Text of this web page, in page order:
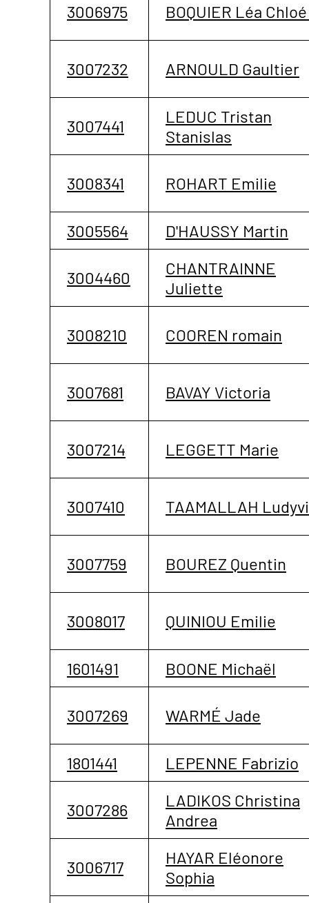
3006975 BOQUIER Léa
3007232 ARNOULD Gaultier
3007441
LEDUC Tristan
Stanislas
3008341 ROHART Emilie
3005564 D'HAUSSY Martin
3004460
CHANTRAINNE
Juliette
3008210 COOREN romain
3007681 BAVAY Victoria
3007214 LEGGETT Marie
3007410 TAAMALLAH
3007759 BOUREZ Quentin
3008017 QUINIOU Emilie
1601491 BOONE Michaël
3007269 WARMÉ Jade
1801441 LEPENNE Fabrizio
3007286
LADIKOS Christina
Andrea
3006717
HAYAR Eléonore
Sophia